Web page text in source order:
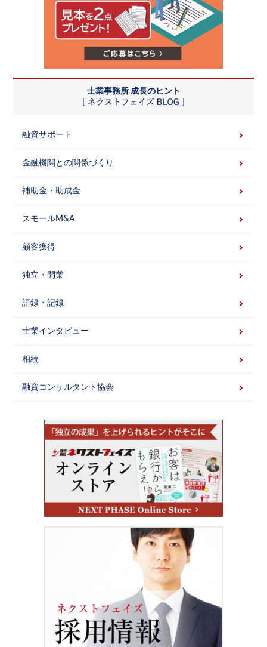
士業事務所 成長のヒント
融資サポート
金融機関との関係づくり
補助金・助成金
スモールM&A
顧客獲得
独立・開業
語録・記録
士業インタビュー
相続
融資コンサルタント協会